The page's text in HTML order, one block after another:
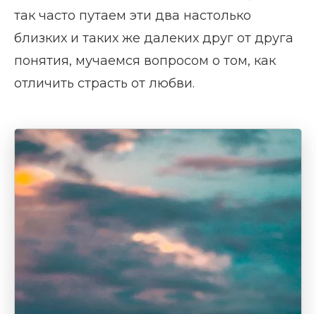
так часто путаем эти два настолько
близких и таких же далеких друг от друга
понятия, мучаемся вопросом о том, как
отличить страсть от любви.